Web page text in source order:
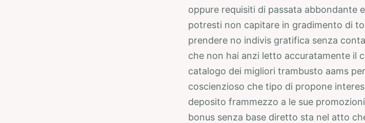
oppure requisiti di passata abbondante
potresti non capitare in gradimento di
prendere no indivis gratifica senza
che non hai anzi letto accuratamente il
catalogo dei migliori trambusto aams
coscienzioso che tipo di propone
deposito frammezzo a le sue
bonus senza base diretto sta nel atto